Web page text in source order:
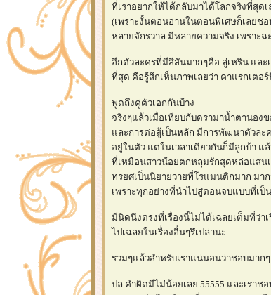
ที่เราอยากให้ได้กลับมาได้โลกจริงที่สุด
(เพราะงั้นตอนอ่านในตอนพิเศษก็เลยช
หลายจักรวาล มีหลายความจริง เพรา
อีกตัวละครที่มีสีสันมากๆคือ ลู่เหริน แล
ที่สุด คือรู้สึกเห็นภาพเลยว่า คาแรกเต
พูดถึงคู่ตัวเอกกันบ้าง
จริงๆแล้วเมื่อเทียบกับดราม่าน้ำตานอง
ละการต่อสู้เป็นหลัก มีการพัฒนาตัวละค
อยู่ในตัว แต่ในเวลาเดียวกันก็มีลูกบ้า
ที่เหมือนสาวน้อยตกหลุมรักสุดหล่อแสนเ
ทรยศเป็นนิยายวายที่โรแมนติกมาก มาก
เพราะทุกอย่างที่นำไปสู่ตอนจบแบบที่เป็
มีนิดนึงตรงที่เรื่องนี้ไม่ได้เฉลยเต็มที่ว่า
ไปเฉลยในเรื่องอื่นๆรึเปล่านะ
รวมๆแล้วสำหรับเราแน่นอนว่าชอบมา
ปล.คำผิดมีไม่น้อยเลย 55555 และเรา